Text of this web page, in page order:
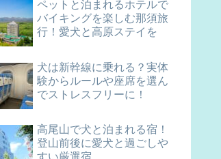
ペットと泊まれるホテルで
バイキングを楽しむ那須旅
行！愛犬と高原ステイを
犬は新幹線に乗れる？実体
験からルールや座席を選ん
でストレスフリーに！
高尾山で犬と泊まれる宿！
登山前後に愛犬と過ごしや
すい厳選宿